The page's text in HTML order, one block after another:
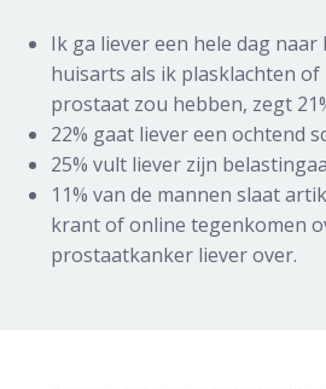
Ik ga liever een hele dag naar
huisarts als ik plasklachten
prostaat zou hebben, zegt
22% gaat liever een ochtend
25% vult liever zijn
11% van de mannen slaat
krant of online tegenkomen
prostaatkanker liever over.